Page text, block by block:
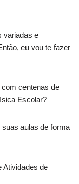
variadas e
eu vou te fazer
centenas de
Escolar?
aulas de forma
Atividades de